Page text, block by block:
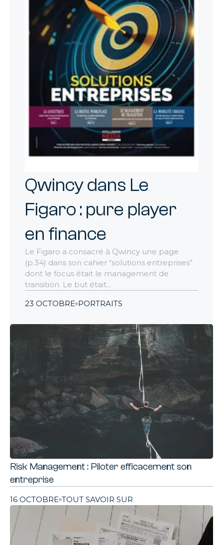
Qwincy dans Le
Figaro : pure player
en finance
Le Figaro a consacré à Qwincy une page
(p.34) dans son cahier “solutions entreprises”
dont le focus était le management de
transition. Le but était...
23 OCTOBRE PORTRAITS
Risk Management : Piloter efficacement son
entreprise
16 OCTOBRE TOUT SAVOIR SUR